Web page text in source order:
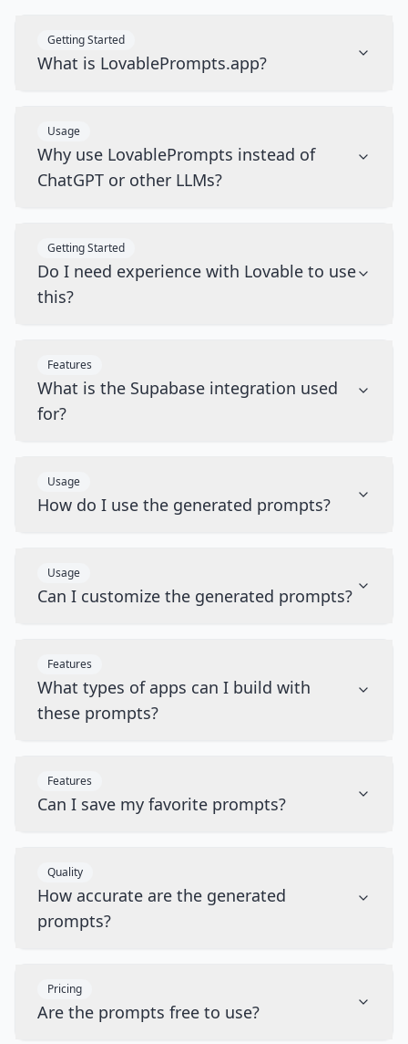
Getting Started
What is LovablePrompts.app?
Usage
Why use LovablePrompts instead of
ChatGPT or other LLMs?
Getting Started
Do I need experience with Lovable to use
this?
Features
What is the Supabase integration used
for?
Usage
How do I use the generated prompts?
Usage
Can I customize the generated prompts?
Features
What types of apps can I build with
these prompts?
Features
Can I save my favorite prompts?
Quality
How accurate are the generated
prompts?
Pricing
Are the prompts free to use?